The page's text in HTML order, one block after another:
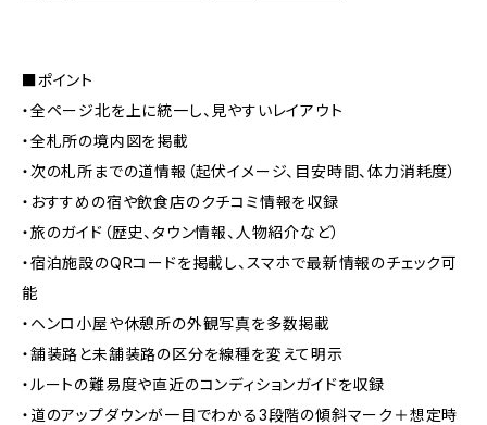
■ポイント
・全ページ北を上に統一し、見やすいレイアウト
・全札所の境内図を掲載
・次の札所までの道情報（起伏イメージ、目安時間、体力消耗度）
・おすすめの宿や飲食店のクチコミ情報を収録
・旅のガイド（歴史、タウン情報、人物紹介など）
・宿泊施設のQRコードを掲載し、スマホで最新情報のチェック可
能
・ヘンロ小屋や休憩所の外観写真を多数掲載
・舗装路と未舗装路の区分を線種を変えて明示
・ルートの難易度や直近のコンディションガイドを収録
・道のアップダウンが一目でわかる3段階の傾斜マーク＋想定時